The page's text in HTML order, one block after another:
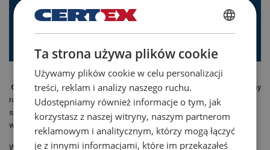
1670
Pracowników
Globalna obecność, lokalny wpływ– działając w 19 krajach, łączymy
różnorodne zespoły w ponad 100 lokalnych magazynach, centrach
serwisowych i biurach. Niezależnie od tego, czy pracujesz przy biurku,
w magazynie, czy w terenie – Twoja praca ma znaczenie.
Wspólnie nasze spółki obsługują klientów z różnych branż, takich jak
POLISH
ENGLISH TRANSLATION
Ta strona używa plików cookie
Używamy plików cookie w celu personalizacji
treści, reklam i analizy naszego ruchu.
Udostępniamy również informacje o tym, jak
korzystasz z naszej witryny, naszym partnerom
reklamowym i analitycznym, którzy mogą łączyć
je z innymi informacjami, które im przekazałeś